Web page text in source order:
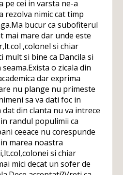
pe cei in varsta ne-a
rezolva nimic cat timp
bucur ca subofiterul
mai mare dar unde este
,colonel si chiar
mult si bine ca Dancila si
o zicala din
dar exprima
nu plange nu primeste
sa va dati foc in
dat din clanta nu va intrece
randul populimii ca
ceeace nu corespunde
marea noastra
si chiar
mici decat un sofer de